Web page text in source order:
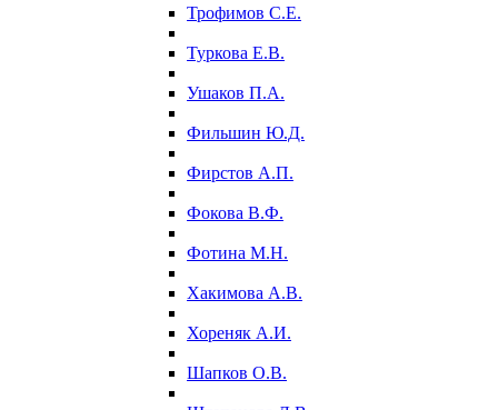
Трофимов С.Е.
Туркова Е.В.
Ушаков П.А.
Фильшин Ю.Д.
Фирстов А.П.
Фокова В.Ф.
Фотина М.Н.
Хакимова А.В.
Хореняк А.И.
Шапков О.В.